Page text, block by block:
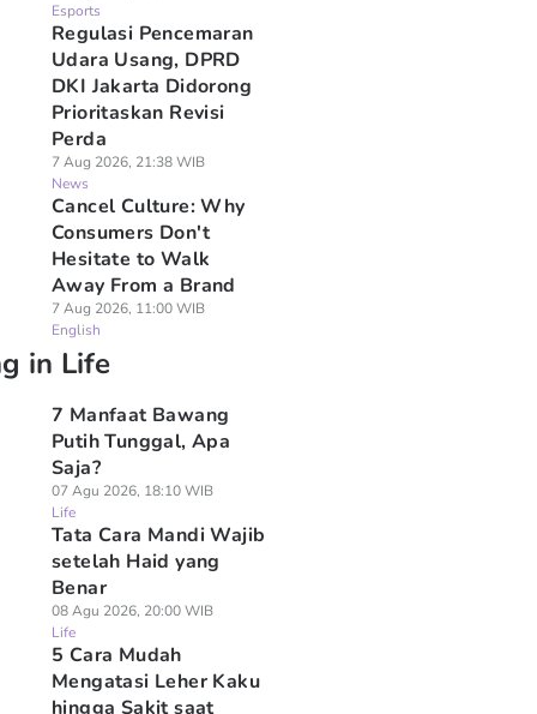
Esports
Regulasi Pencemaran
Udara Usang, DPRD
DKI Jakarta Didorong
Prioritaskan Revisi
Perda
7 Aug 2026, 21:38 WIB
News
Cancel Culture: Why
Consumers Don't
Hesitate to Walk
Away From a Brand
7 Aug 2026, 11:00 WIB
English
in Life
7 Manfaat Bawang
Putih Tunggal, Apa
Saja?
07 Agu 2026, 18:10 WIB
Life
Tata Cara Mandi Wajib
setelah Haid yang
Benar
08 Agu 2026, 20:00 WIB
Life
5 Cara Mudah
Mengatasi Leher Kaku
hingga Sakit saat